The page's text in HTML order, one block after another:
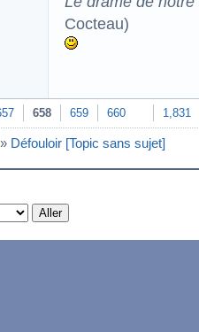
Cocteau)
658 659 660 1,831
» Défouloir [Topic sans sujet]